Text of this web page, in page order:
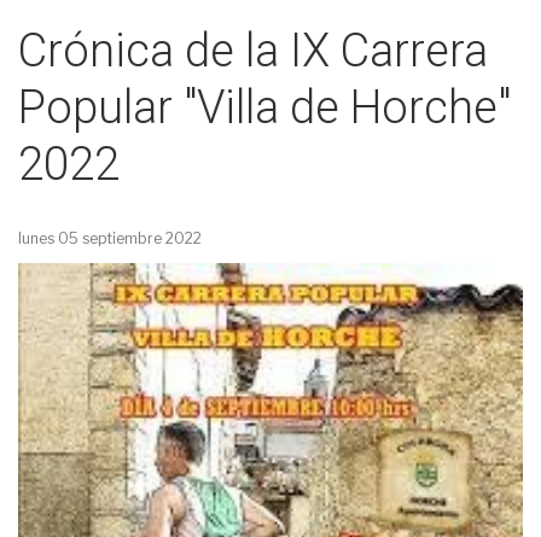
Crónica de la IX Carrera
Popular "Villa de Horche"
2022
lunes 05 septiembre 2022